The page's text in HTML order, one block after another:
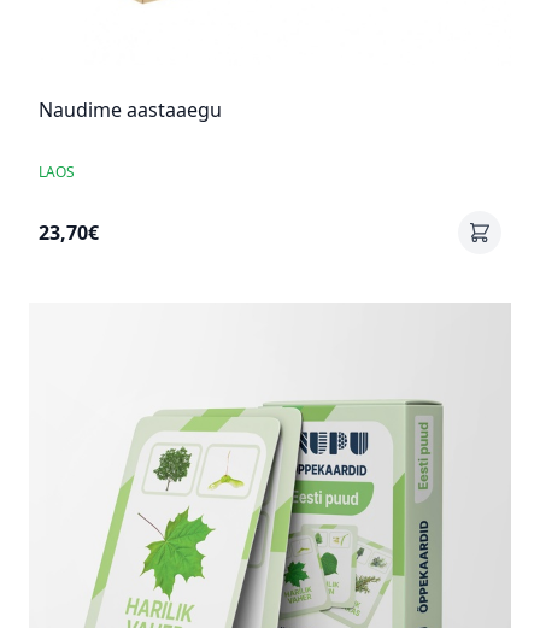
Naudime aastaaegu
LAOS
23,70€